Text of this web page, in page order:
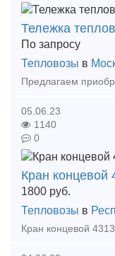
Тележка
По запросу
Тепловозы в
05.06.23
1140
0
Кран концевой
1800 руб.
Тепловозы в